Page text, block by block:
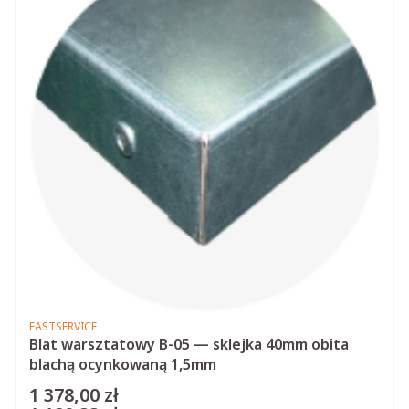
Blat warsztatowy B-05 — sklejka 40mm obita
blachą ocynkowaną 1,5mm
PRODUCENT
FASTSERVICE
Cena
1 378,00 zł